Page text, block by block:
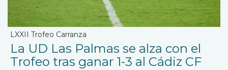
LXXII Trofeo Carranza
La UD Las Palmas se alza con el
Trofeo tras ganar 1-3 al Cádiz CF